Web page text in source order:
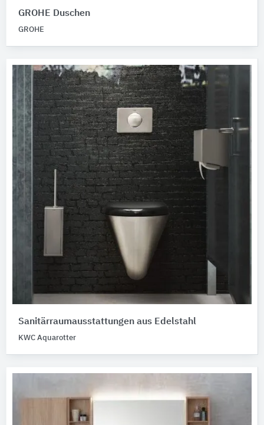
GROHE Duschen
GROHE
Sanitärraumausstattungen aus Edelstahl
KWC Aquarotter